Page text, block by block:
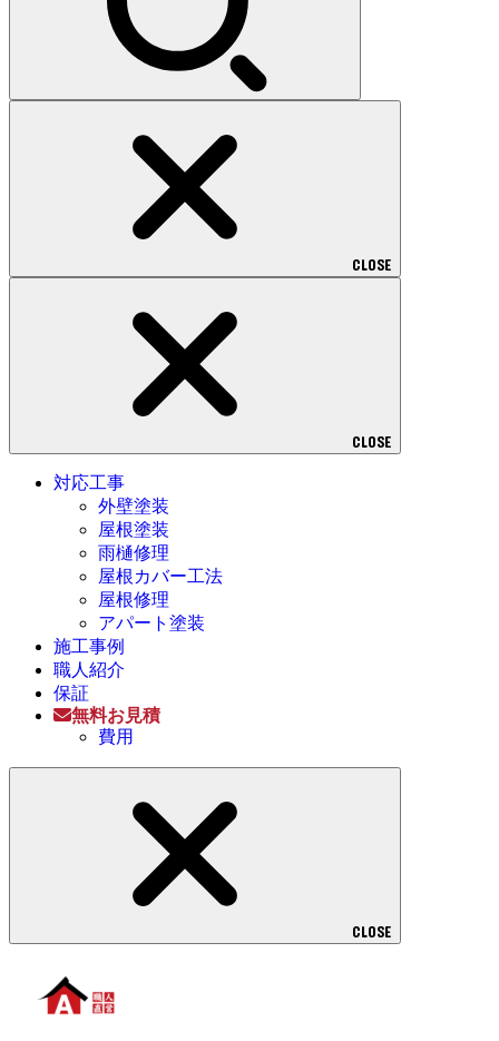
CLOSE
CLOSE
対応工事
外壁塗装
屋根塗装
雨樋修理
屋根カバー工法
屋根修理
アパート塗装
施工事例
職人紹介
保証
無料お見積
費用
CLOSE